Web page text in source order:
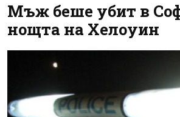
Мъж беше убит в
нощта на Хелоуин